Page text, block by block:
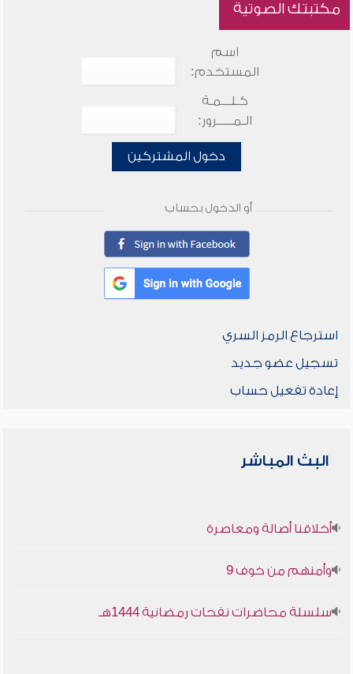
مكتبتك الصوتية
اسم
المستخدم:
كـلـــمـة
الـمـــــرور:
دخول المشتركين
أو الدخول بحساب
استرجاع الرمز السري
تسجيل عضو جديد
إعادة تفعيل حساب
البث المباشر
أخلاقنا أصالة ومعاصرة
وأمنهم من خوف 9
سلسلة محاضرات نفحات رمضانية 1444هـ